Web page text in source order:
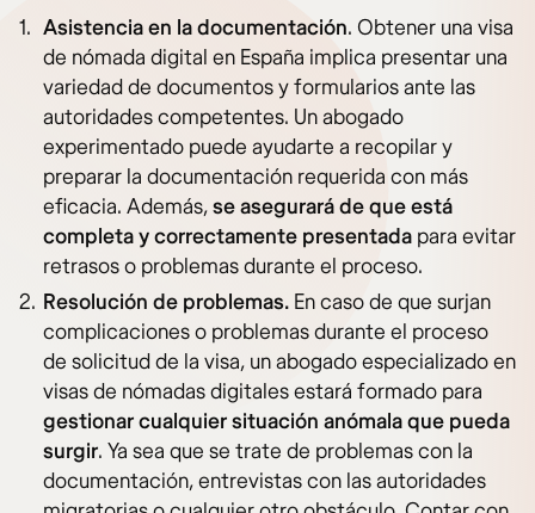
Asistencia en la documentación. Obtener una visa
de nómada digital en España implica presentar una
variedad de documentos y formularios ante las
autoridades competentes. Un abogado
experimentado puede ayudarte a recopilar y
preparar la documentación requerida con más
eficacia. Además,se asegurará de que está
completa y correctamente presentada para evitar
retrasos o problemas durante el proceso.
Resolución de problemas. En caso de que surjan
complicaciones o problemas durante el proceso
de solicitud de la visa, un abogado especializado en
visas de nómadas digitales estará formado para
gestionar cualquier situación anómala que pueda
surgir. Ya sea que se trate de problemas con la
documentación, entrevistas con las autoridades